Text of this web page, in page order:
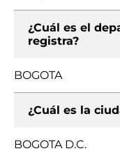
¿Cuál es el
registra?
BOGOTA
¿Cuál es la
BOGOTA D.C.